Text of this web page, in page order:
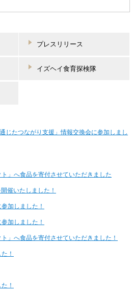
プレスリリース
イズヘイ食育探検隊
じたつながり支援」情報交換会に参加しまし
ト」へ食品を寄付させていただきました
催いたしました！
加しました！
加しました！
」へ食品を寄付させていただきました！
！
！